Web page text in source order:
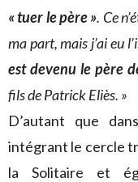
« tuer le père ». Ce
ma part, mais j’ai eu
est devenu le père
fils de Patrick Eliès. »
D’autant que
intégrant le cercle
la Solitaire et